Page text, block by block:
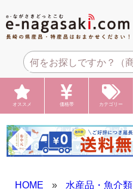
オススメ 価格帯 カテゴリー
HOME » 水産品・魚介類